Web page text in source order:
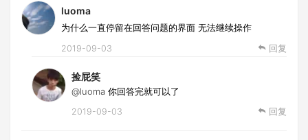
luoma
为什么一直停留在回答问题的界面 无法继续操作
2019-09-03 回复
捡屁笑
@luoma 你回答完就可以了
2019-09-03 回复